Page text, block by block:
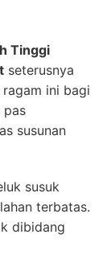
Tinggi
seterusnya
ini bagi
pas
susunan
susuk
terbatas.
dibidang